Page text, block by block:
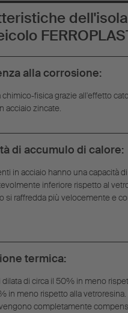
alla corrosione:
chimico-fisica grazie all'effetto
acciaio zincate.
di accumulo di calore:
in acciaio hanno una capacità
inferiore rispetto al
si raffredda più velocemente e
termica:
dilata di circa il 50% in meno
in meno rispetto alla
completamente